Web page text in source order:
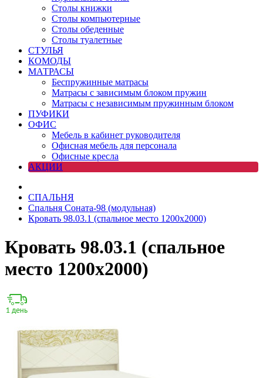
Столы книжки
Столы компьютерные
Столы обеденные
Столы туалетные
СТУЛЬЯ
КОМОДЫ
МАТРАСЫ
Беспружинные матрасы
Матрасы с зависимым блоком пружин
Матрасы с независимым пружинным блоком
ПУФИКИ
ОФИС
Мебель в кабинет руководителя
Офисная мебель для персонала
Офисные кресла
АКЦИИ
СПАЛЬНЯ
Спальня Соната-98 (модульная)
Кровать 98.03.1 (спальное место 1200х2000)
Кровать 98.03.1 (спальное
место 1200х2000)